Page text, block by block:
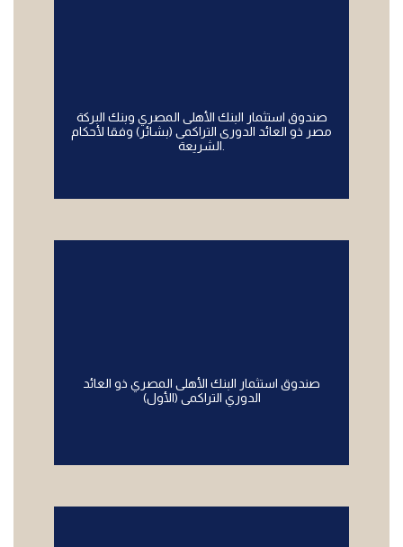
صندوق استثمار البنك الأهلى المصري وبنك البركة
مصر ذو العائد الدورى التراكمى (بشائر) وفقا لأحكام
صندوق استثمار البنك الأهلى المصري ذو العائد
الدوري التراكمى (الأول)